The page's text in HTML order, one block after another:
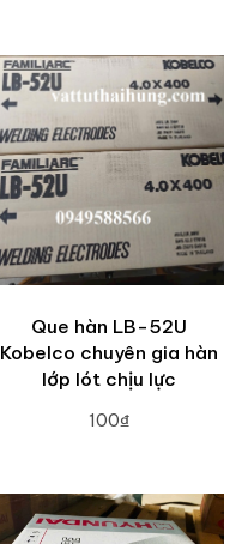
Que hàn LB-52U
Kobelco chuyên gia hàn
lớp lót chịu lực
100₫